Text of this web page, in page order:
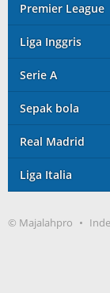
Premier League
Liga Inggris
Serie A
Sepak bola
Real Madrid
Liga Italia
© Majalahpro